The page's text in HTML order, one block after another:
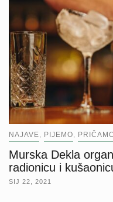
NAJAVE PIJEMO
Murska Dekla
radionicu i
SIJ 22, 2021